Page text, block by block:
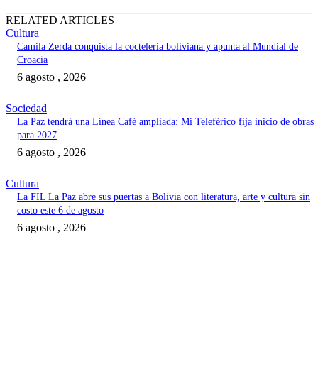
RELATED ARTICLES
Cultura
Camila Zerda conquista la coctelería boliviana y apunta al Mundial de
Croacia
6 agosto , 2026
Sociedad
La Paz tendrá una Línea Café ampliada: Mi Teleférico fija inicio de obras
para 2027
6 agosto , 2026
Cultura
La FIL La Paz abre sus puertas a Bolivia con literatura, arte y cultura sin
costo este 6 de agosto
6 agosto , 2026